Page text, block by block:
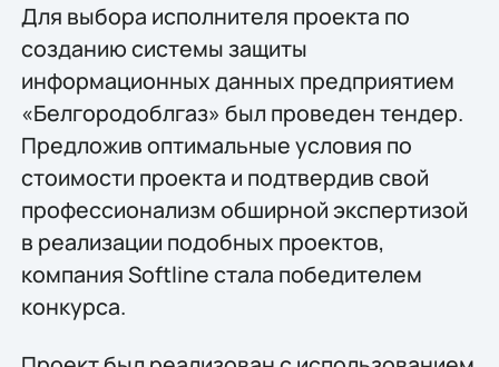
Для выбора исполнителя проекта по
созданию системы защиты
информационных данных предприятием
«Белгородоблгаз» был проведен тендер.
Предложив оптимальные условия по
стоимости проекта и подтвердив свой
профессионализм обширной экспертизой
в реализации подобных проектов,
компания Softline стала победителем
конкурса.